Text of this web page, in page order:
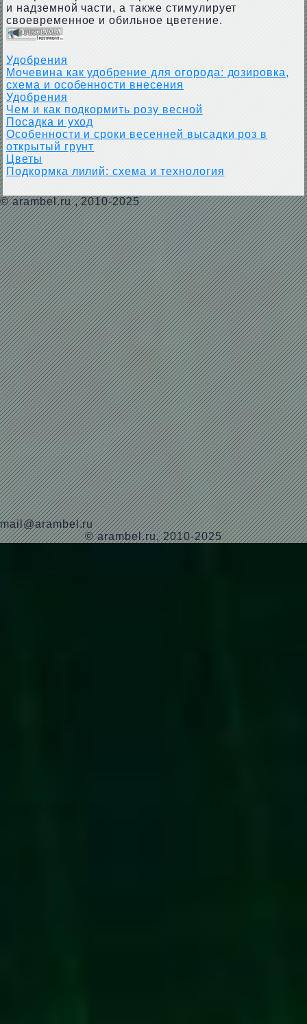
и надземной части, а также стимулирует
своевременное и обильное цветение.
Удобрения
Мочевина как удобрение для огорода: дозировка,
схема и особенности внесения
Удобрения
Чем и как подкормить розу весной
Посадка и уход
Особенности и сроки весенней высадки роз в
открытый грунт
Цветы
Подкормка лилий: схема и технология
© arambel.ru, 2010-2025
mail@arambel.ru
© arambel.ru, 2010-2025